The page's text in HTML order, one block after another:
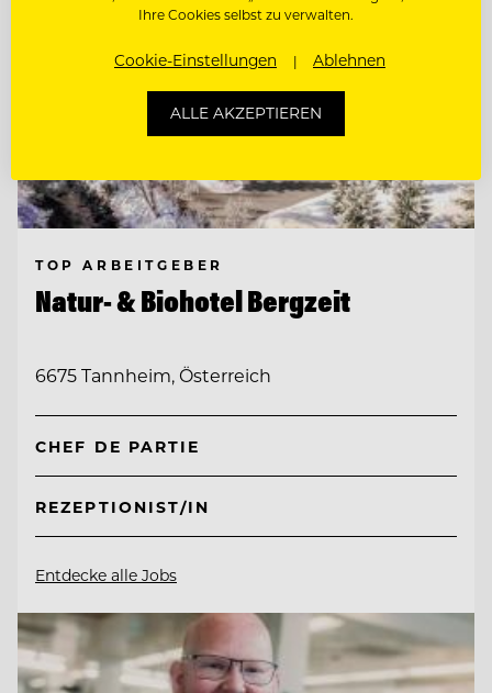
TOP ARBEITGEBER
Natur- & Biohotel Bergzeit
6675 Tannheim, Österreich
CHEF DE PARTIE
REZEPTIONIST/IN
Entdecke alle Jobs
Ihre Cookies selbst zu verwalten.
Cookie-Einstellungen Ablehnen
ALLE AKZEPTIEREN